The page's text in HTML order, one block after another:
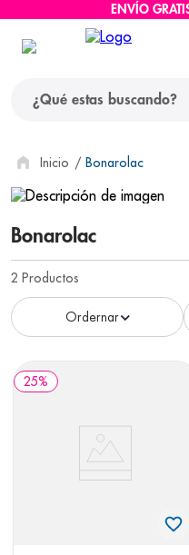
ENVÍO
Bonarolac
Bonarolac
2 Productos
25%
términos más
1. protector solar
2. pañales
3
4. cerave
6. shampoo
7.
panolini
pediasure